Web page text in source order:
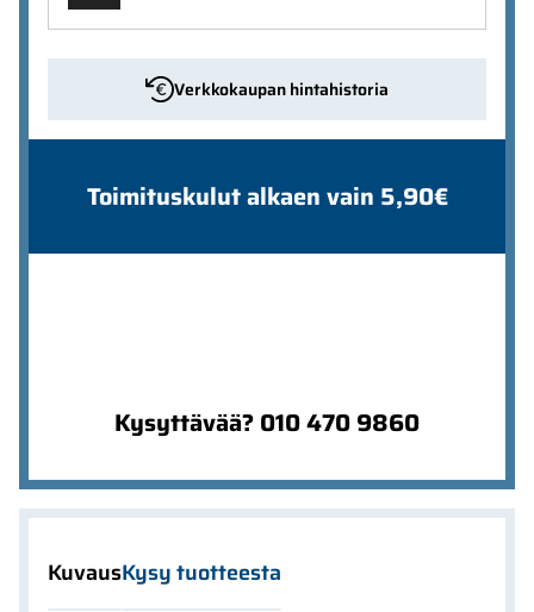
Verkkokaupan hintahistoria
Toimituskulut alkaen vain 5,90€
Kysyttävää? 010 470 9860
KuvausKysy tuotteesta